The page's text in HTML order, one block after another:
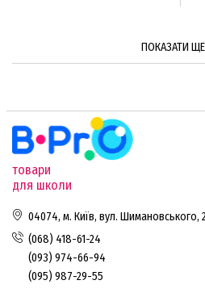
ПОКАЗАТИ ЩЕ
товари
для школи
04074, м. Київ, вул. Шимановського,
(068) 418-61-24
(093) 974-66-94
(095) 987-29-55